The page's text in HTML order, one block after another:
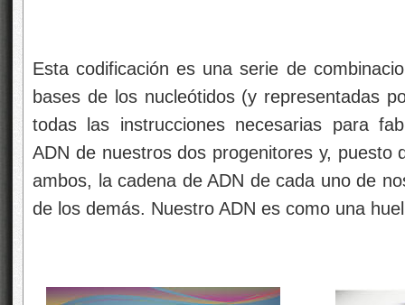
Esta codificación es una serie de
bases de los nucleótidos (y representadas
todas las instrucciones necesarias para
ADN de nuestros dos progenitores y, puesto
ambos, la cadena de ADN de cada uno de
de los demás. Nuestro ADN es como una